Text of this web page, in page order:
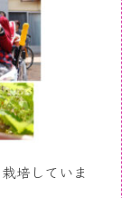
培していま